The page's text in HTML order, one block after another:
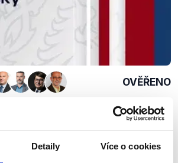
Detaily Více o cookies
OVĚŘENO
Jihočeský kraj
v Jihočeském kraji se točila